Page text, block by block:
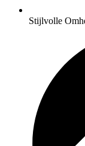
Stijlvolle